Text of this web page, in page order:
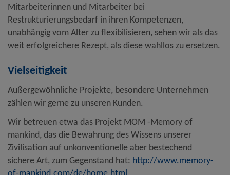
Mitarbeiterinnen und Mitarbeiter bei
Restrukturierungsbedarf in ihren Kompetenzen,
unabhängig vom Alter zu flexibilisieren, sehen wir als das
weit erfolgreichere Rezept, als diese wahllos zu ersetzen.
Vielseitigkeit
Außergewöhnliche Projekte, besondere Unternehmen
zählen wir gerne zu unseren Kunden.
Wir betreuen etwa das Projekt MOM -Memory of
mankind, das die Bewahrung des Wissens unserer
Zivilisation auf unkonventionelle aber bestechend
sichere Art, zum Gegenstand hat: http://www.memory-